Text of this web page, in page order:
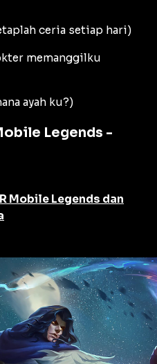
ceria setiap hari)
memanggilku
ayah ku?)
Legends -
Mobile Legends dan